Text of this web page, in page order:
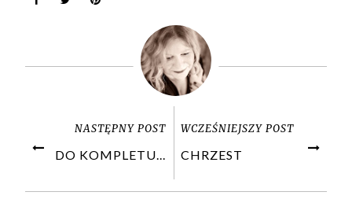
NASTĘPNY POST
DO KOMPLETU...
WCZEŚNIEJSZY POST
CHRZEST